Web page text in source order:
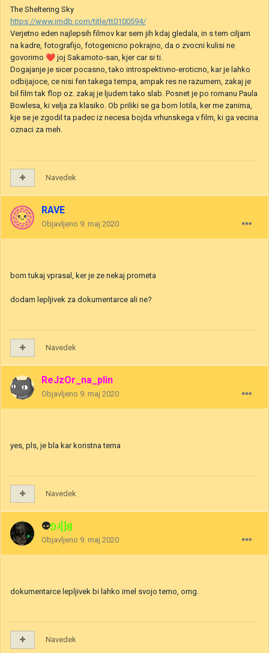
The Sheltering Sky
https://www.imdb.com/title/tt0100594/
Verjetno eden najlepsih filmov kar sem jih kdaj gledala, in s tem ciljam
na kadre, fotografijo, fotogenicno pokrajno, da o zvocni kulisi ne
govorimo ❤️ joj Sakamoto-san, kjer car si ti.
Dogajanje je sicer pocasno, tako introspektivno-eroticno, kar je lahko
odbijajoce, ce nisi fen takega tempa, ampak res ne razumem, zakaj je
bil film tak flop oz. zakaj je ljudem tako slab. Posnet je po romanu Paula
Bowlesa, ki velja za klasiko. Ob priliki se ga bom lotila, ker me zanima,
kje se je zgodil ta padec iz necesa bojda vrhunskega v film, ki ga vecina
oznaci za meh.
Navedek
RAVE
Objavljeno 9. maj 2020
bom tukaj vprasal, ker je ze nekaj prometa
dodam lepljivek za dokumentarce ali ne?
Navedek
ReJzOr_na_plin
Objavljeno 9. maj 2020
yes, pls, je bla kar koristna tema
Navedek
👽B[]rG
Objavljeno 9. maj 2020
dokumentarce lepljivek bi lahko imel svojo temo, omg.
Navedek